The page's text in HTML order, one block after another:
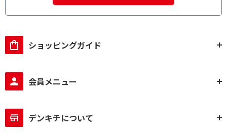
ショッピングガイド
会員メニュー
デンキチについて